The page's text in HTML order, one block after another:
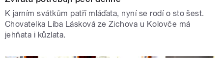
K jarním svátkům patří mláďata, nyní se rodí o sto šest.
Chovatelka Líba Lásková ze Zichova u Kolovče má
jehňata i kůzlata.